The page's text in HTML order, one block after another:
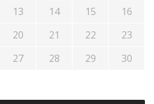
13 14 15
16
20 21 22
23
27 28 29
30